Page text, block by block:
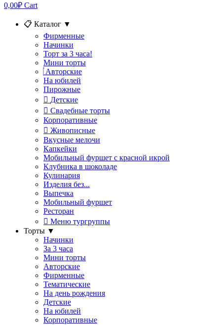
0,00₽ Cart
📋 Каталог ▼
Фирменные
Начинки
Торт за 3 часа!
Мини торты
Авторские
На юбилей
Пирожные
Детские
Свадебные торты
Корпоративные
Живописные
Вкусные мелочи
Капкейки
Мобильный фуршет с красной икрой
Клубника в шоколаде
Кулинария
Изделия без...
Выпечка
Мобильный фуршет
Ресторан
Меню тургруппы
Торты ▼
Начинки
За 3 часа
Мини торты
Авторские
Фирменные
Тематические
На день рождения
Детские
На юбилей
Корпоративные